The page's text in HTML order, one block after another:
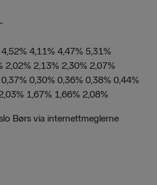
4,11% 4,47% 5,31%
2,02% 2,13% 2,30% 2,07%
0,30% 0,36% 0,38% 0,44%
1,67% 1,66% 2,08%
Børs via internettmeglerne